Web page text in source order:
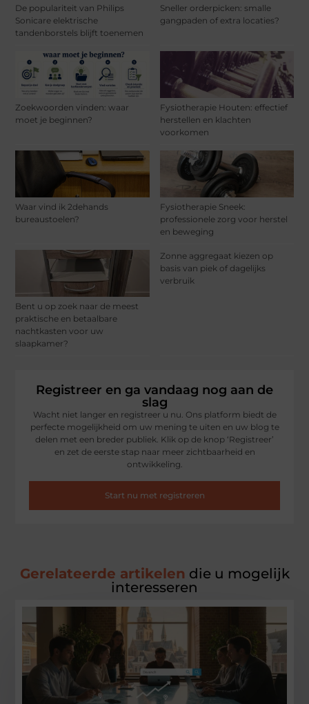
De populariteit van Philips
Sonicare elektrische
tandenborstels blijft toenemen
Sneller orderpicken: smalle
gangpaden of extra locaties?
Zoekwoorden vinden: waar
moet je beginnen?
Fysiotherapie Houten: effectief
herstellen en klachten
voorkomen
Waar vind ik 2dehands
bureaustoelen?
Fysiotherapie Sneek:
professionele zorg voor herstel
en beweging
Bent u op zoek naar de meest
praktische en betaalbare
nachtkasten voor uw
slaapkamer?
Zonne aggregaat kiezen op
basis van piek of dagelijks
verbruik
Registreer en ga vandaag nog aan de
slag
Wacht niet langer en registreer u nu. Ons platform biedt de
perfecte mogelijkheid om uw mening te uiten en uw blog te
delen met een breder publiek. Klik op de knop ‘Registreer’
en zet de eerste stap naar meer zichtbaarheid en
ontwikkeling.
Start nu met registreren
Gerelateerde artikelen die u mogelijk
interesseren